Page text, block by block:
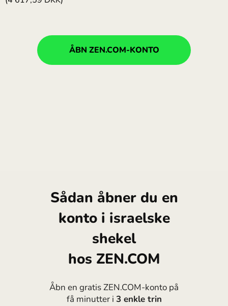
ÅBN ZEN.COM-KONTO
Sådan åbner du en
konto i israelske
shekel
hos ZEN.COM
Åbn en gratis ZEN.COM-konto på
få minutter i 3 enkle trin